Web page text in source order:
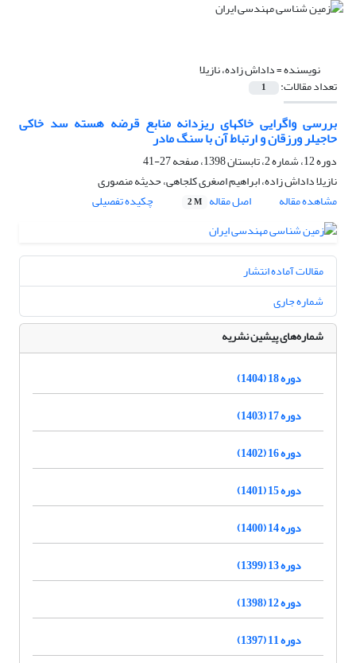
نویسنده =داداش زاده، نازیلا
تعداد مقالات: 1
بررسی واگرایی خاکهای ریزدانه منابع قرضه هسته سد خاکی
حاجیلر ورزقان و ارتباط آن با سنگ مادر
دوره 12، شماره 2، تابستان 1398، صفحه
27-41
نازیلا داداش زاده، ابراهیم اصغری کلجاهی، حدیثه منصوری
مشاهده مقاله
اصل مقاله 2 M چکیده تفصیلی
مقالات آماده انتشار
شماره جاری
شماره‌های پیشین نشریه
دوره 18 (1404)
دوره 17 (1403)
دوره 16 (1402)
دوره 15 (1401)
دوره 14 (1400)
دوره 13 (1399)
دوره 12 (1398)
دوره 11 (1397)